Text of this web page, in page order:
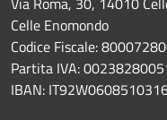
Celle Enomondo
Codice Fiscale:
Partita IVA:
IBAN: